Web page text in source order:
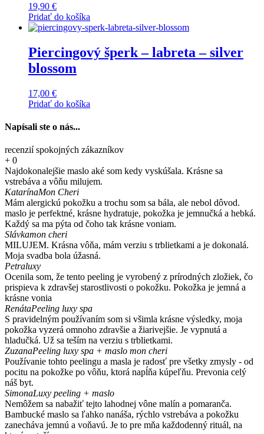
19,90 €
Pridať do košíka
Piercingový šperk – labreta – silver
blossom
17,00 €
Pridať do košíka
Napísali ste o nás...
recenzií spokojných zákazníkov
+ 0
Najdokonalejšie maslo aké som kedy vyskúšala. Krásne sa
vstrebáva a vôňu milujem.
KatarínaMon Cheri
Mám alergickú pokožku a trochu som sa bála, ale nebol dôvod.
maslo je perfektné, krásne hydratuje, pokožka je jemnučká a hebká.
Každý sa ma pýta od čoho tak krásne voniam.
Slávkamon cheri
MILUJEM. Krásna vôňa, mám verziu s trblietkami a je dokonalá.
Moja svadba bola úžasná.
Petraluxy
Ocenila som, že tento peeling je vyrobený z prírodných zložiek, čo
prispieva k zdravšej starostlivosti o pokožku. Pokožka je jemná a
krásne vonia
RenátaPeeling luxy spa
S pravidelným používaním som si všimla krásne výsledky, moja
pokožka vyzerá omnoho zdravšie a žiarivejšie. Je vypnutá a
hladučká. Už sa teším na verziu s trblietkami.
ZuzanaPeeling luxy spa + maslo mon cheri
Používanie tohto peelingu a masla je radosť pre všetky zmysly - od
pocitu na pokožke po vôňu, ktorá napĺňa kúpeľňu. Prevonia celý
náš byt.
SimonaLuxy peeling + maslo
Nemôžem sa nabažiť tejto lahodnej vône malín a pomaranča.
Bambucké maslo sa ľahko nanáša, rýchlo vstrebáva a pokožku
zanecháva jemnú a voňavú. Je to pre mňa každodenný rituál, na